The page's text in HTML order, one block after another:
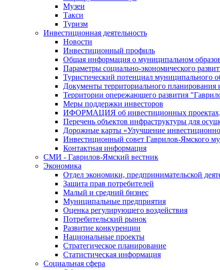
Музеи
Такси
Туризм
Инвестиционная деятельность
Новости
Инвестиционный профиль
Общая информация о муниципальном
Параметры социально-экономического
Туристический потенциал муниципального
Документы территориального планирования
Территории опережающего развития
Меры поддержки инвесторов
ИФОРМАЦИЯ об инвестиционных проектах,
Перечень объектов инфраструктуры для
Дорожные карты «Улучшение
Инвестиционный совет Гаврилов-Ямского
Контактная информация
СМИ - Гаврилов-Ямский вестник
Экономика
Отдел экономики, предпринимательской
Защита прав потребителей
Малый и средний бизнес
Муниципальные предприятия
Оценка регулирующего воздействия
Потребительский рынок
Развитие конкуренции
Национальные проекты
Стратегическое планирование
Статистическая информация
Социальная сфера